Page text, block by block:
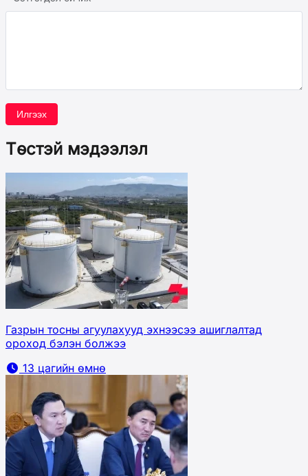
Илгээх
Төстэй мэдээлэл
Газрын тосны агуулахууд эхнээсээ ашиглалтад
ороход бэлэн болжээ
13 цагийн өмнө